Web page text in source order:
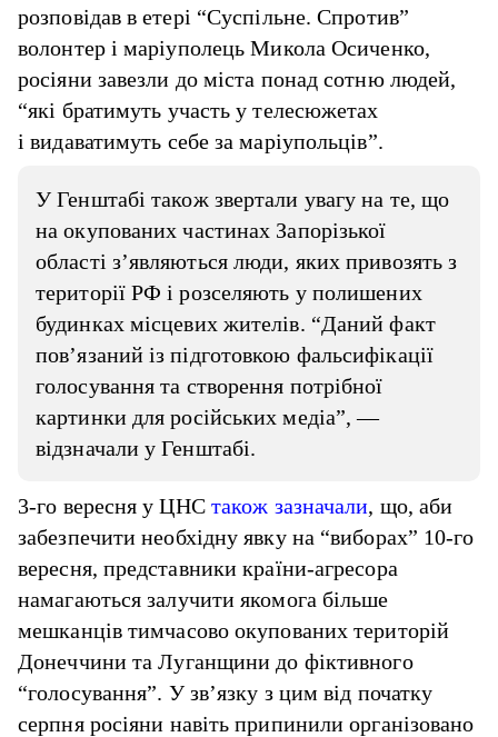
розповідав в етері “Суспільне. Спротив”
волонтер і маріуполець Микола Осиченко,
росіяни завезли до міста понад сотню людей,
“які братимуть участь у телесюжетах
і видаватимуть себе за маріупольців”.
У Генштабі також звертали увагу на те, що
на окупованих частинах Запорізької
області з’являються люди, яких привозять з
території РФ і розселяють у полишених
будинках місцевих жителів. “Даний факт
пов’язаний із підготовкою фальсифікації
голосування та створення потрібної
картинки для російських медіа”, —
відзначали у Генштабі.
3-го вересня у ЦНС також зазначали, що, аби
забезпечити необхідну явку на “виборах” 10-го
вересня, представники країни-агресора
намагаються залучити якомога більше
мешканців тимчасово окупованих територій
Донеччини та Луганщини до фіктивного
“голосування”. У зв’язку з цим від початку
серпня росіяни навіть припинили організовано